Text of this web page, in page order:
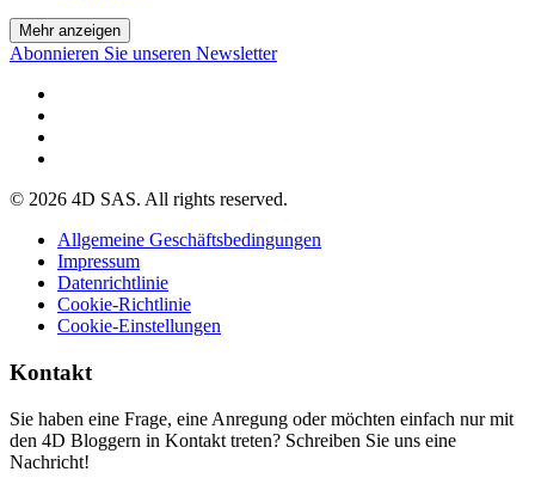
Mehr anzeigen
Abonnieren Sie unseren Newsletter
© 2026 4D SAS. All rights reserved.
Allgemeine Geschäftsbedingungen
Impressum
Datenrichtlinie
Cookie-Richtlinie
Cookie-Einstellungen
Kontakt
Sie haben eine Frage, eine Anregung oder möchten einfach nur mit
den 4D Bloggern in Kontakt treten? Schreiben Sie uns eine
Nachricht!